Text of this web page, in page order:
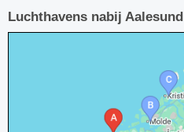
Luchthavens nabij Aalesund